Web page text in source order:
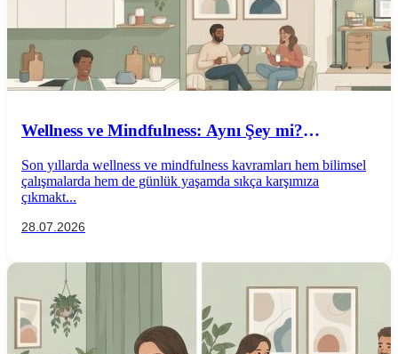
Wellness ve Mindfulness: Aynı Şey mi?
Son yıllarda wellness ve mindfulness kavramları hem bilimsel
çalışmalarda hem de günlük yaşamda sıkça karşımıza
çıkmakt...
28.07.2026